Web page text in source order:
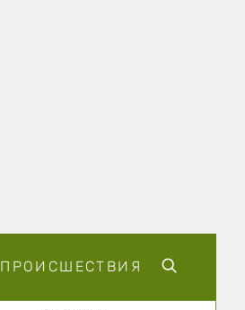
ПРОИСШЕСТВИЯ